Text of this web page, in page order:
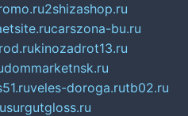
2shizashop.ru
carszona-bu.ru
kinozadrot13.ru
dommarketnsk.ru
veles-doroga.rutb02.ru
surgutgloss.ru